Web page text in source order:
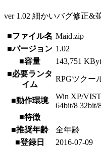
ver 1.02 細かいバグ修正&
■ファイル名 Maid.zip
■バージョン 1.02
■容量
143,751
■必要ランタ
イム
RPGツクー
■動作環境
Win XP/
64bit/8 32bit/
■特徴
■推奨年齢
全年齢
■登録日
2016-07-09